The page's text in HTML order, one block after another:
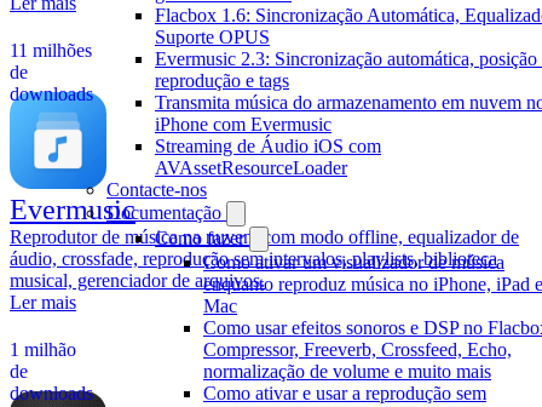
Flacbox 1.6: Sincronização Automática,
Suporte OPUS
Evermusic 2.3: Sincronização automática, posição
reprodução e tags
Transmita música do armazenamento em nuvem
iPhone com Evermusic
Streaming de Áudio iOS com
AVAssetResourceLoader
Contacte-nos
Documentação
Como fazer
Como ativar um visualizador de música
enquanto reproduz música no iPhone, iPad e
Mac
Como usar efeitos sonoros e DSP no
Compressor, Freeverb, Crossfeed, Echo,
normalização de volume e muito mais
Como ativar e usar a reprodução sem
Evermusic
Reprodutor de música na nuvem com modo offline, equalizador de
áudio, crossfade, reprodução sem intervalos, playlists, biblioteca
musical, gerenciador de arquivos.
Ler mais
11 milhões
de
downloads
1 milhão
de
downloads